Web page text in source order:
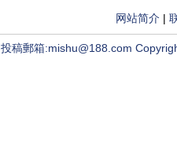
网站简介 |
投稿郵箱:mishu@188.com